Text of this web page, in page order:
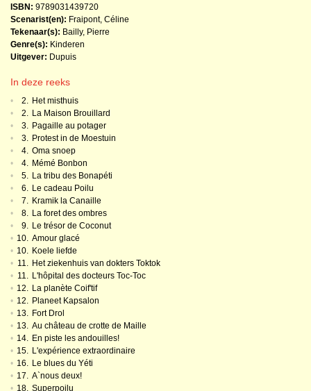
ISBN: 9789031439720
Scenarist(en): Fraipont, Céline
Tekenaar(s): Bailly, Pierre
Genre(s): Kinderen
Uitgever: Dupuis
In deze reeks
• 2. Het misthuis
•
2. La Maison Brouillard
•
3. Pagaille au potager
•
3. Protest in de Moestuin
•
4. Oma snoep
•
4. Mémé Bonbon
•
5. La tribu des Bonapéti
•
6. Le cadeau Poilu
•
7. Kramik la Canaille
•
8. La foret des ombres
•
9. Le trésor de Coconut
• 10. Amour glacé
• 10. Koele liefde
• 11. Het ziekenhuis van dokters Toktok
• 11. L'hôpital des docteurs Toc-Toc
• 12. La planète Coif'tif
• 12. Planeet Kapsalon
• 13. Fort Drol
• 13. Au château de crotte de Maille
• 14. En piste les andouilles!
• 15. L'expérience extraordinaire
• 16. Le blues du Yéti
• 17. A`nous deux!
• 18. Superpoilu